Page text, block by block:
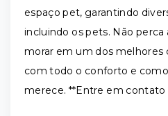
espaço pet, garantindo
incluindo os pets. Não
morar em um dos melhores
com todo o conforto e
merece. **Entre em contato